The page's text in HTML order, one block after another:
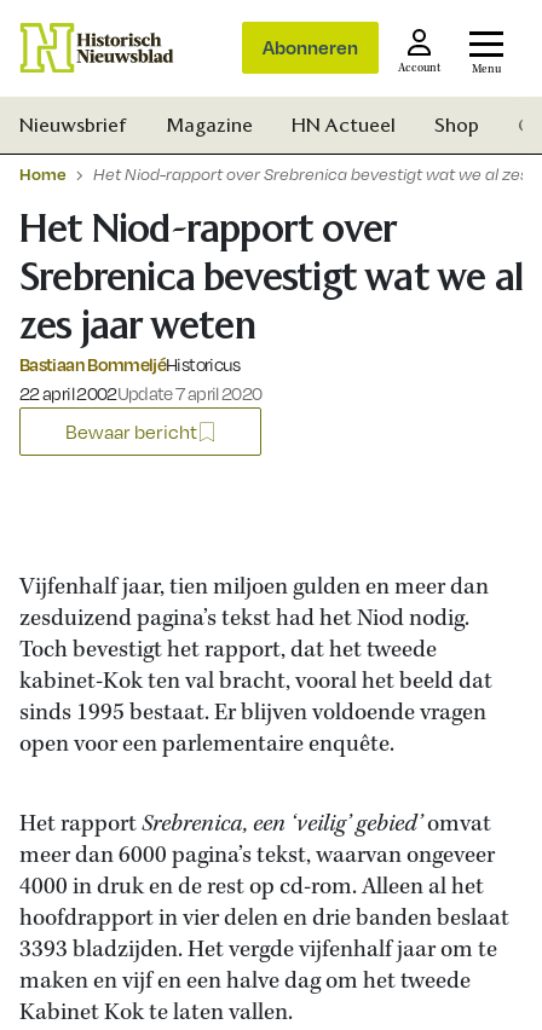
Abonneren
Account Menu
Nieuwsbrief Magazine HN Actueel Shop
Home Het Niod-rapport over Srebrenica bevestigt wat we al zes
Het Niod-rapport over
Srebrenica bevestigt wat we al
zes jaar weten
Bastiaan BommeljéHistoricus
Gepubliceerd op:
22 april 2002Update 7 april 2020
Bewaar bericht
Vijfenhalf jaar, tien miljoen gulden en meer dan
zesduizend pagina’s tekst had het Niod nodig.
Toch bevestigt het rapport, dat het tweede
kabinet-Kok ten val bracht, vooral het beeld dat
sinds 1995 bestaat. Er blijven voldoende vragen
open voor een parlementaire enquête.
Het rapportSrebrenica, een ‘veilig’ gebied’omvat
meer dan 6000 pagina’s tekst, waarvan ongeveer
4000 in druk en de rest op cd-rom. Alleen al het
hoofdrapport in vier delen en drie banden beslaat
3393 bladzijden. Het vergde vijfenhalf jaar om te
maken en vijf en een halve dag om het tweede
Kabinet Kok te laten vallen.